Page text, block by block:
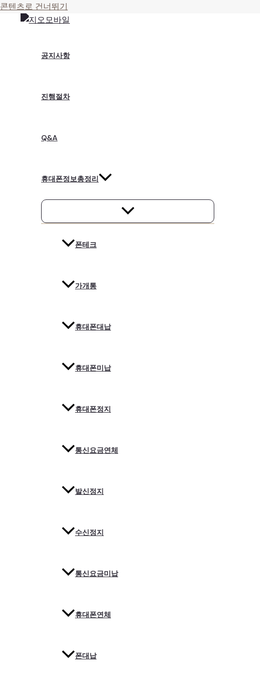
콘텐츠로 건너뛰기
공지사항
진행절차
Q&A
휴대폰정보총정리
폰테크
가개통
휴대폰대납
휴대폰미납
휴대폰정지
통신요금연체
발신정지
수신정지
통신요금미납
휴대폰연체
폰대납